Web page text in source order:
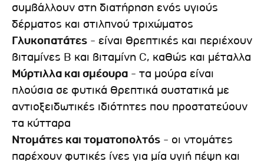
συμβάλλουν στη διατήρηση ενός υγιούς
δέρματος και στιλπνού τριχώματος
Γλυκοπατάτες - είναι θρεπτικές και περιέχουν
βιταμίνες B και βιταμίνη C, καθώς και μέταλλα
Μύρτιλλα και σμέουρα - τα μούρα είναι
πλούσια σε φυτικά θρεπτικά συστατικά με
αντιοξειδωτικές ιδιότητες που προστατεύουν
τα κύτταρα
Ντομάτες και τοματοπολτός - οι ντομάτες
παρέχουν φυτικές ίνες για μία υγιή πέψη και